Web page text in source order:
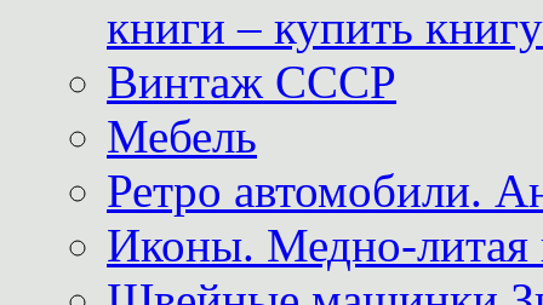
книги – купить
Винтаж СССР
Мебель
Ретро автомобили.
Иконы. Медно-литая